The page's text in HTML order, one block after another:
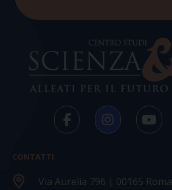
CONTATTI
Via Aurelia 796 | 00165 Roma